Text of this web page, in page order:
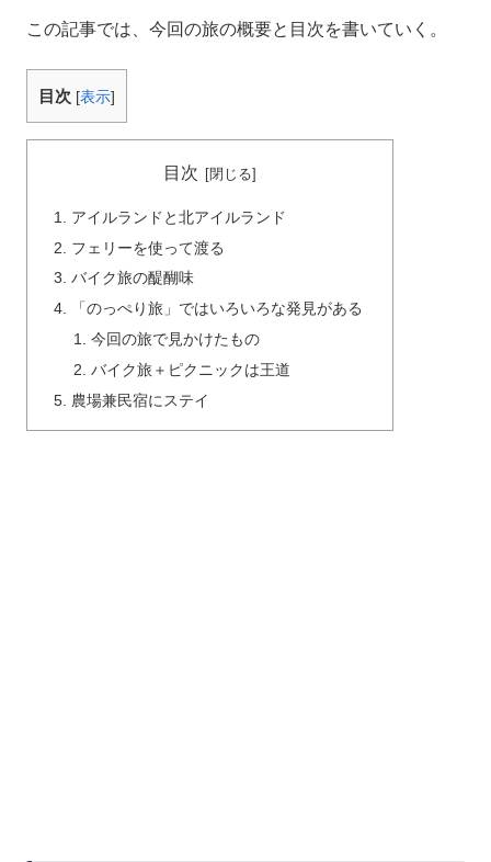
この記事では、今回の旅の概要と目次を書いていく。
目次 [表示]
目次
アイルランドと北アイルランド
フェリーを使って渡る
バイク旅の醍醐味
「のっぺり旅」ではいろいろな発見がある
今回の旅で見かけたもの
バイク旅＋ピクニックは王道
農場兼民宿にステイ